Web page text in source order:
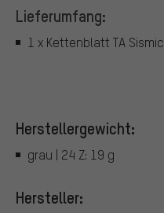
Lieferumfang:
1 x Kettenblatt TA Sismic
Herstellergewicht:
grau | 24 Z: 19 g
Hersteller: